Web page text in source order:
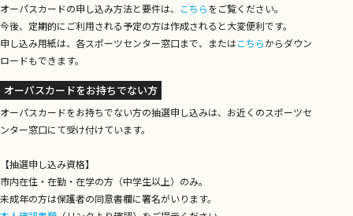
オーパスカードの申し込み方法と要件は、
こちらをご覧ください。
今後、定期的にご利用される予定の方は作成されると大変便利です。
申し込み用紙は、各スポーツセンター窓口まで、またはこちらからダウン
ロードもできます。
オーパスカードをお持ちでない方
オーパスカードをお持ちでない方の抽選申し込みは、お近くのスポーツセ
ンター窓口にて受け付けています。
【抽選申し込み資格】
市内在住・在勤・在学の方（中学生以上）のみ。
未成年の方は保護者の同意書欄に署名がいります。